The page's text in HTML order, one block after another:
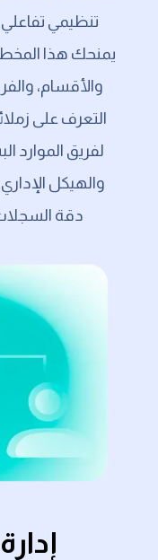
تنظيمي
يمنحك هذا
والأقسام،
التعرف على
لفريق الموارد
والهيكل
دقة